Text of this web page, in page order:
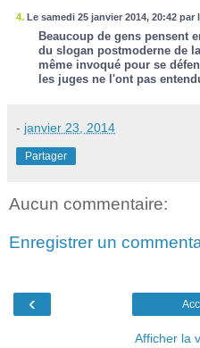
4. Le samedi 25 janvier 2014, 20:42 par
Beaucoup de gens pensent
du slogan postmoderne de
même invoqué pour se
les juges ne l'ont pas
- janvier 23, 2014
Partager
Aucun commentaire:
Enregistrer un
‹
Afficher la